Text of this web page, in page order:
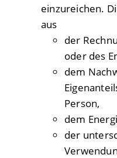
einzureichen.
aus
der
oder des
dem
Person,
dem
der